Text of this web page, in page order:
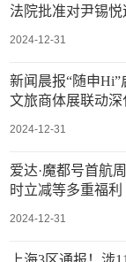
法院批准对尹锡
2024-12-31
新闻晨报“随申Hi”
文旅商体展联动深
2024-12-31
爱达·魔都号首航
时立减等多重福利
2024-12-31